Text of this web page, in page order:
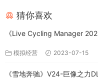
猜你喜欢
《Live Cycling Manager
模拟经营 2023-07-15
《雪地奔驰》V24-巨像之力